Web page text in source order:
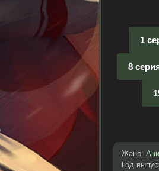
1
8
Жанр:
Год